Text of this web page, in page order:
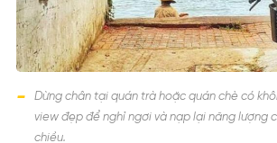
Dừng chân tại quán trà hoặc quán chè có
view đẹp để nghỉ ngơi và nạp lại năng lượng
chiều.